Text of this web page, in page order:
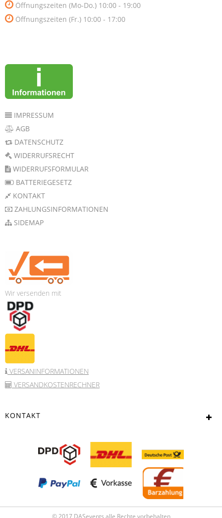
Öffnungszeiten (Mo-Do.) 10:00 - 19:00
Öffnungszeiten (Fr.) 10:00 - 17:00
IMPRESSUM
AGB
DATENSCHUTZ
WIDERRUFSRECHT
WIDERRUFSFORMULAR
BATTERIEGESETZ
KONTAKT
ZAHLUNGSINFORMATIONEN
SIDEMAP
Wir versenden mit
VERSANINFORMATIONEN
VERSANDKOSTENRECHNER
KONTAKT
© 2017 DASevents alle Rechte vorbehalten